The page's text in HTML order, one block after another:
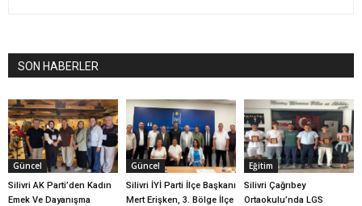
SON HABERLER
Güncel
Silivri AK Parti’den Kadın
Emek Ve Dayanışma
Güncel
Silivri İYİ Parti İlçe Başkanı
Mert Erişken, 3. Bölge İlçe
Eğitim
Silivri Çağrıbey
Ortaokulu’nda LGS